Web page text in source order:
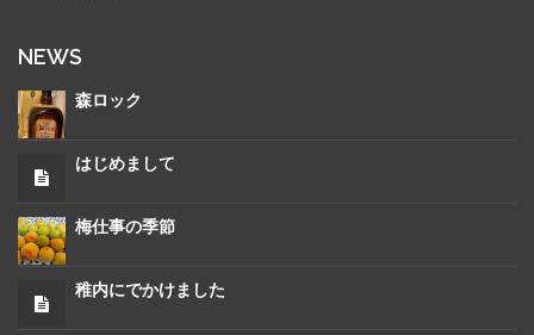
NEWS
森ロック
はじめまして
梅仕事の季節
稚内にでかけました